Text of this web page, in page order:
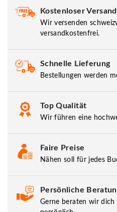
Kostenloser Versand
Wir versenden
versandkostenfrei.
Schnelle Lieferung
Bestellungen werden
Top Qualität
Wir führen eine
Faire Preise
Nähen soll für jedes
Persönliche
Gerne beraten wir dich